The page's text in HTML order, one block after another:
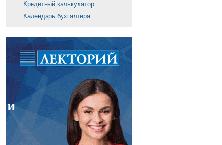
Кредитный калькулятор
Календарь бухгалтера